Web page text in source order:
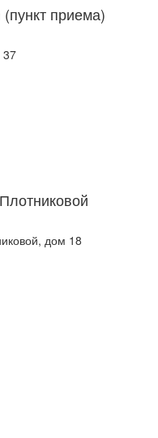
приема)
37
дом 18